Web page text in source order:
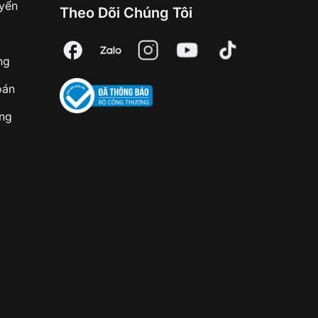
Theo Dõi Chúng Tôi